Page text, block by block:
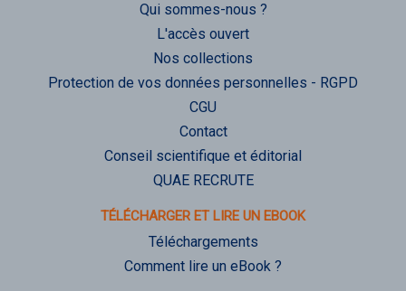
Qui sommes-nous ?
L'accès ouvert
Nos collections
Protection de vos données personnelles - RGPD
CGU
Contact
Conseil scientifique et éditorial
QUAE RECRUTE
TÉLÉCHARGER ET LIRE UN EBOOK
Téléchargements
Comment lire un eBook ?